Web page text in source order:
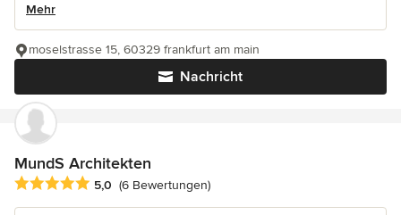
Mehr
Nachricht
moselstrasse 15, 60329 frankfurt am main
MundS Architekten
Durchschnittliche Bewertung: 5 von 5 Sternen
5,0 (6 Bewertungen)